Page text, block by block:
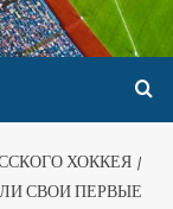
ХОККЕЯ
СВОИ ПЕРВЫЕ